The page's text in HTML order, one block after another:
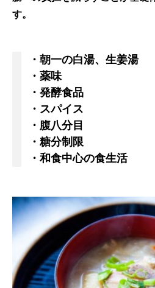
す。
・朝一の白湯、生姜湯
・薬味
・発酵食品
・スパイス
・腹八分目
・糖分制限
・和食中心の食生活